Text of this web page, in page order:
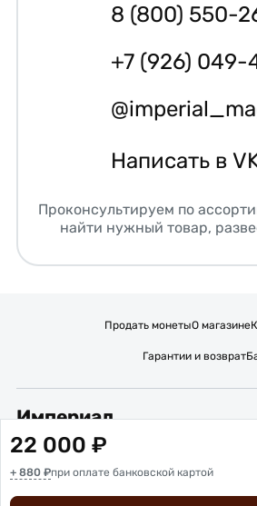
22 000 ₽
+ 880 ₽при оплате банковской картой
8 (800) 550-
+7 (926) 049-
Написать в
Проконсультируем по
найти нужный товар,
Продать монетыО магазине
Гарантии и возврат
Империал
Подписывайтесь на нас:
Вакансии
Политика обработки персональных данных